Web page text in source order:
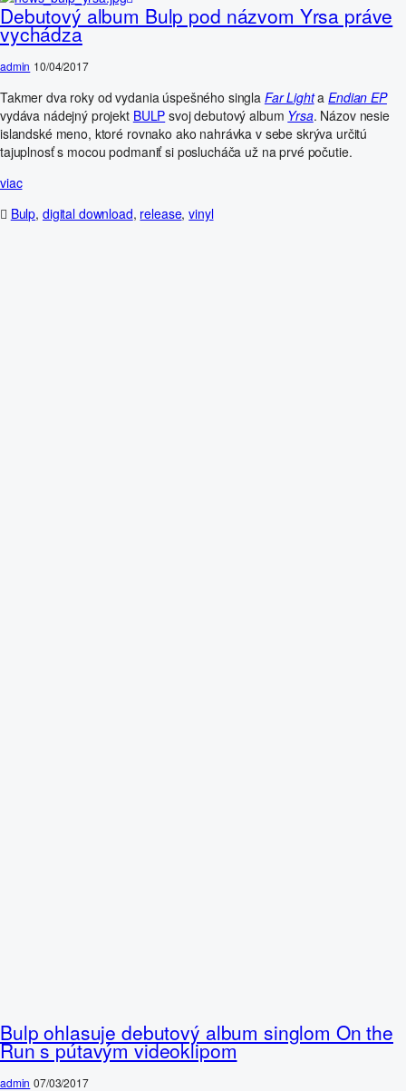
Debutový album Bulp pod názvom Yrsa práve
vychádza
admin 10/04/2017
Takmer dva roky od vydania úspešného singla Far LightaEndian EP
vydáva nádejný projekt BULP svoj debutový album Yrsa. Názov nesie
islandské meno, ktoré rovnako ako nahrávka v sebe skrýva určitú
tajuplnosť s mocou podmaniť si poslucháča už na prvé počutie.
viac
Bulp, digital download, release,vinyl
Bulp ohlasuje debutový album singlom On the
Run s pútavým videoklipom
admin 07/03/2017